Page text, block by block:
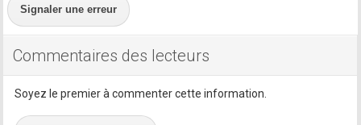
Signaler une erreur
Commentaires des lecteurs
Soyez le premier à commenter cette information.